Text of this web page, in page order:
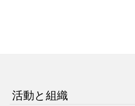
活動と組織